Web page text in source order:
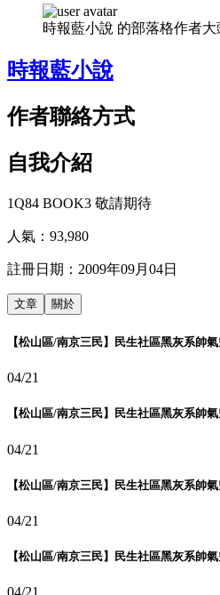
時報藍小說 的部落格作者大
時報藍小說
作者聯絡方式
自我介紹
1Q84 BOOK3 敬請期待
人氣： 93,980
註冊日期： 2009年09月04日
文章 關於
【松山區/南京三民】民生社區黑灰系帥
04/21
【松山區/南京三民】民生社區黑灰系帥
04/21
【松山區/南京三民】民生社區黑灰系帥
04/21
【松山區/南京三民】民生社區黑灰系帥